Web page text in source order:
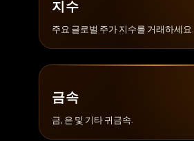
지수
주요 글로벌 주가 지수를 거래하세요.
금속
금, 은 및 기타 귀금속.